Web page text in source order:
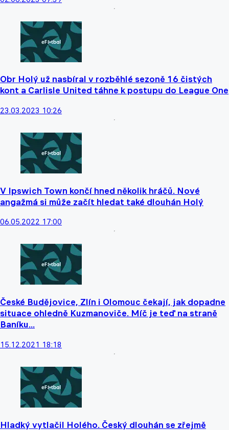
Obr Holý už nasbíral v rozběhlé sezoně 16 čistých
kont a Carlisle United táhne k postupu do League One
23.03.2023 10:26
V Ipswich Town končí hned několik hráčů. Nové
angažmá si může začít hledat také dlouhán Holý
06.05.2022 17:00
České Budějovice, Zlín i Olomouc čekají, jak dopadne
situace ohledně Kuzmanoviče. Míč je teď na straně
Baníku...
15.12.2021 18:18
Hladký vytlačil Holého. Český dlouhán se zřejmě